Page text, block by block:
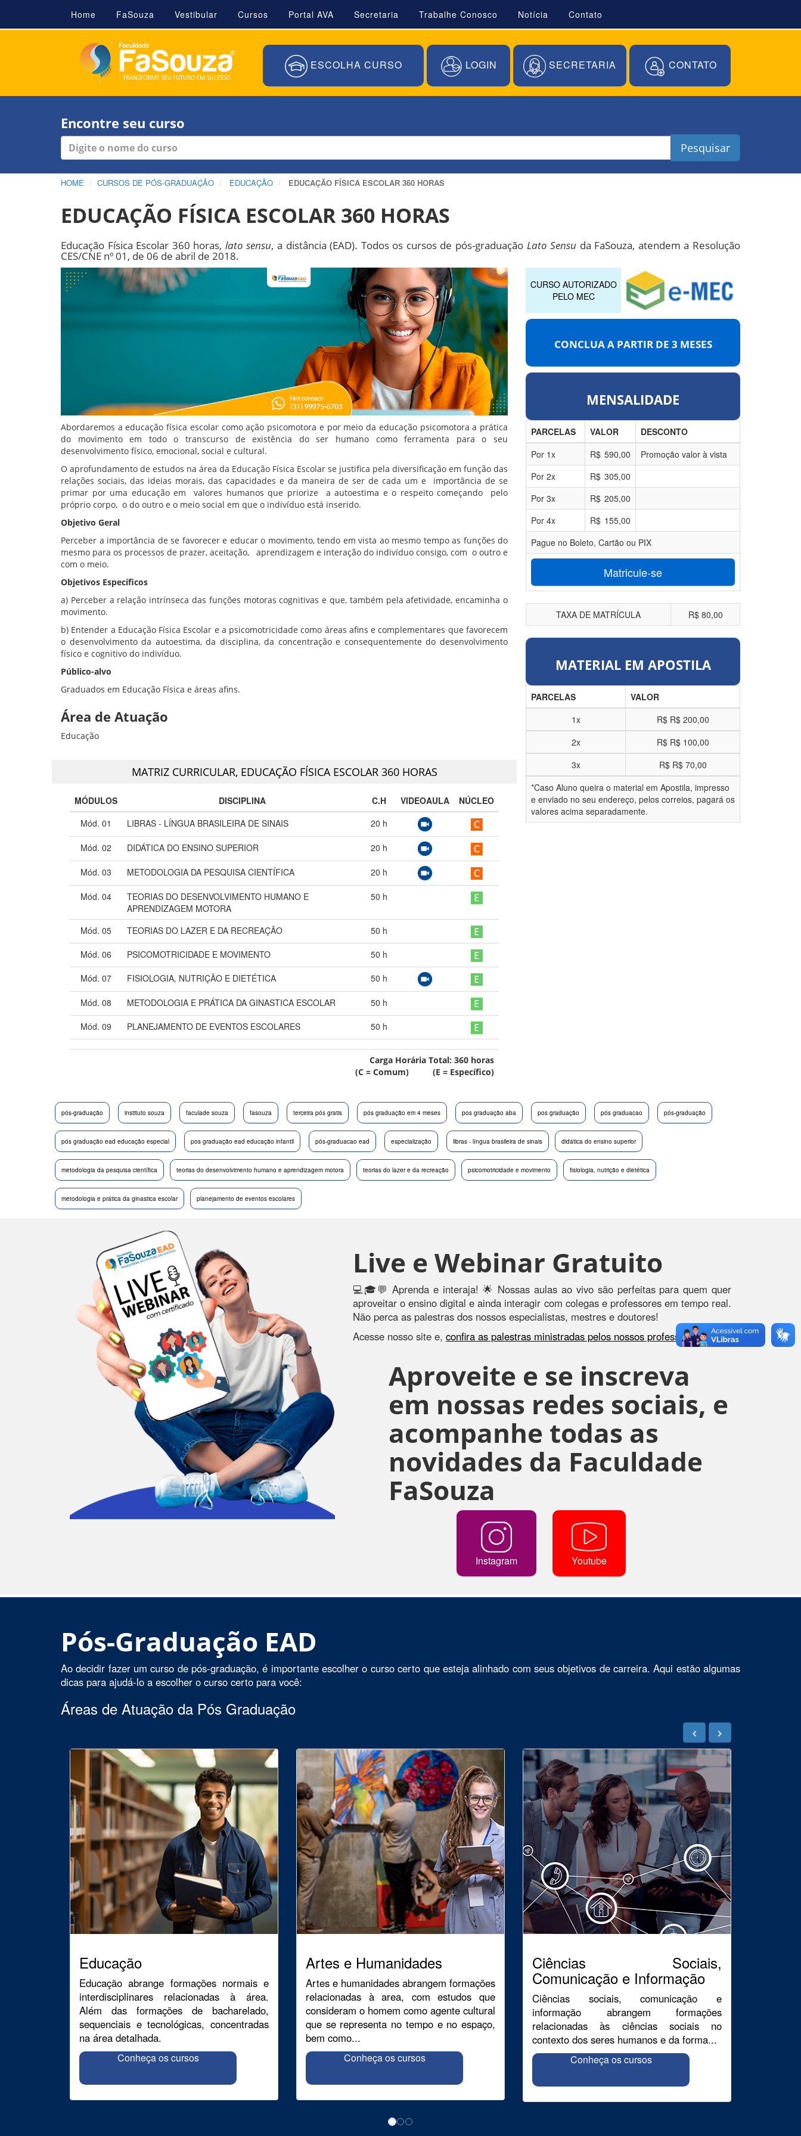
Home FaSouza Vestibular Cursos Portal AVA Secretaria Trabalhe Conosco Notícia Contato
ESCOLHA CURSO LOGIN SECRETARIA CONTATO
Encontre seu curso
Pesquisar
HOME CURSOS DE PÓS-GRADUAÇÃO EDUCAÇÃO EDUCAÇÃO FÍSICA ESCOLAR 360 HORAS
EDUCAÇÃO FÍSICA ESCOLAR 360 HORAS
Educação Física Escolar 360 horas, lato sensu, a distância (EAD). Todos os cursos de pós-graduação Lato Sensu da FaSouza, atendem a Resolução
CES/CNE nº 01, de 06 de abril de 2018.
Abordaremos a educação física escolar como ação psicomotora e por meio da educação psicomotora a prática
do movimento em todo o transcurso de existência do ser humano como ferramenta para o seu
desenvolvimento físico, emocional, social e cultural.
O aprofundamento de estudos na área da Educação Física Escolar se justifica pela diversificação em função das
relações sociais, das ideias morais, das capacidades e da maneira de ser de cada um e importância de se
primar por uma educação em valores humanos que priorize a autoestima e o respeito começando pelo
próprio corpo, o do outro e o meio social em que o indivíduo está inserido.
Objetivo Geral
Perceber a importância de se favorecer e educar o movimento, tendo em vista ao mesmo tempo as funções do
mesmo para os processos de prazer, aceitação, aprendizagem e interação do indivíduo consigo, com o outro e
com o meio.
Objetivos Específicos
a) Perceber a relação intrínseca das funções motoras cognitivas e que, também pela afetividade, encaminha o
movimento.
b) Entender a Educação Física Escolar e a psicomotricidade como áreas afins e complementares que favorecem
o desenvolvimento da autoestima, da disciplina, da concentração e consequentemente do desenvolvimento
físico e cognitivo do indivíduo.
Público-alvo
Graduados em Educação Física e áreas afins.
Área de Atuação
Educação
MATRIZ CURRICULAR, EDUCAÇÃO FÍSICA ESCOLAR 360 HORAS
MÓDULOS DISCIPLINA C.H VIDEOAULA
NÚCLEO
Mód. 01
LIBRAS - LÍNGUA BRASILEIRA DE SINAIS 20 h
Mód. 02 DIDÁTICA DO ENSINO SUPERIOR 20 h
Mód. 03 METODOLOGIA DA PESQUISA CIENTÍFICA 20 h
Mód. 04
TEORIAS DO DESENVOLVIMENTO HUMANO E
APRENDIZAGEM MOTORA
50 h
Mód. 05 TEORIAS DO LAZER E DA RECREAÇÃO 50 h
Mód. 06
PSICOMOTRICIDADE E MOVIMENTO 50 h
Mód. 07
FISIOLOGIA, NUTRIÇÃO E DIETÉTICA 50 h
Mód. 08 METODOLOGIA E PRÁTICA DA GINASTICA ESCOLAR 50 h
Mód. 09
PLANEJAMENTO DE EVENTOS ESCOLARES 50 h
Carga Horária Total: 360 horas
(C = Comum) (E = Específico)
CURSO AUTORIZADO
PELO MEC
CONCLUA A PARTIR DE 3 MESES
MENSALIDADE
PARCELAS VALOR
DESCONTO
Por 1x R$ 590,00
Promoção valor à vista
Por 2x R$ 305,00
Por 3x R$ 205,00
Por 4x R$ 155,00
Pague no Boleto, Cartão ou PIX
Matricule-se
TAXA DE MATRÍCULA R$ 80,00
MATERIAL EM APOSTILA
PARCELAS
VALOR
1x
R$ R$ 200,00
2x
R$ R$ 100,00
3x
R$ R$ 70,00
*Caso Aluno queira o material em Apostila, impresso
e enviado no seu endereço, pelos correios, pagará os
valores acima separadamente.
pós-graduação instituto souza faculade souza fasouza terceira pós gratis pós graduação em 4 meses pos graduação aba pos graduação pós graduacao pós-graduação
pós graduação ead educação especial pos graduação ead educação infantil pós-graduacao ead especialização libras - língua brasileira de sinais didática do ensino superior
metodologia da pesquisa científica teorias do desenvolvimento humano e aprendizagem motora teorias do lazer e da recreação psicomotricidade e movimento fisiologia, nutrição e dietética
metodologia e prática da ginastica escolar planejamento de eventos escolares
Live e Webinar Gratuito
💻🎓💬 Aprenda e interaja! 🌟 Nossas aulas ao vivo são perfeitas para quem quer
aproveitar o ensino digital e ainda interagir com colegas e professores em tempo real.
Não perca as palestras dos nossos especialistas, mestres e doutores!
Acesse nosso site e, confira as palestras ministradas pelos nossos professores.
Aproveite e se inscreva
em nossas redes sociais, e
acompanhe todas as
novidades da Faculdade
FaSouza
Instagram Youtube
Pós-Graduação EAD
Ao decidir fazer um curso de pós-graduação, é importante escolher o curso certo que esteja alinhado com seus objetivos de carreira. Aqui estão algumas
dicas para ajudá-lo a escolher o curso certo para você:
Áreas de Atuação da Pós Graduação
Educação
Educação abrange formações normais e
interdisciplinares relacionadas à área.
Além das formações de bacharelado,
sequenciais e tecnológicas, concentradas
na área detalhada.
Conheça os cursos
Artes e Humanidades
Artes e humanidades abrangem formações
relacionadas à area, com estudos que
consideram o homem como agente cultural
que se representa no tempo e no espaço,
bem como...
Conheça os cursos
Ciências Sociais,
Comunicação e Informação
Ciências sociais, comunicação e
informação abrangem formações
relacionadas às ciências sociais no
contexto dos seres humanos e da forma...
Conheça os cursos